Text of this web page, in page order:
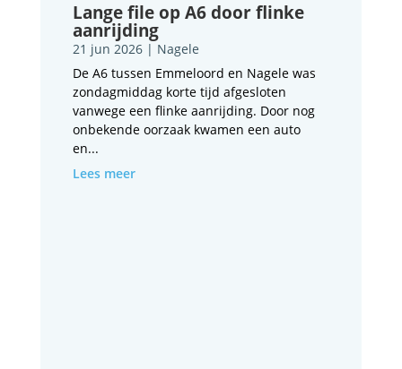
Lange file op A6 door flinke
aanrijding
21 jun 2026| Nagele
De A6 tussen Emmeloord en Nagele was
zondagmiddag korte tijd afgesloten
vanwege een flinke aanrijding. Door nog
onbekende oorzaak kwamen een auto
en...
Lees meer